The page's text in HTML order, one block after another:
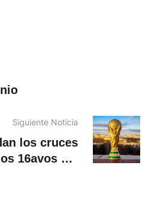
los cruces
16avos del
Mundial 2026